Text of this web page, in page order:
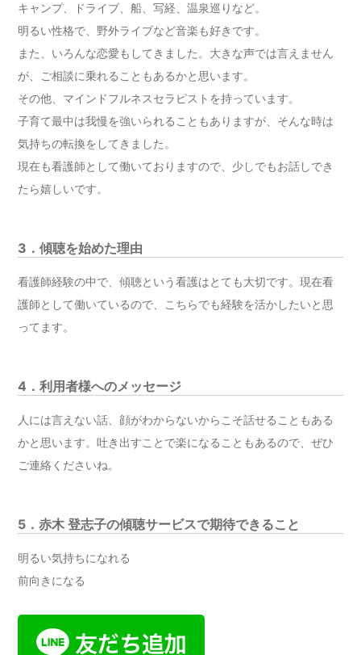
キャンプ、ドライブ、船、写経、温泉巡りなど。
明るい性格で、野外ライブなど音楽も好きです。
また、いろんな恋愛もしてきました。大きな声では言えません
が、ご相談に乗れることもあるかと思います。
その他、マインドフルネスセラピストを持っています。
子育て最中は我慢を強いられることもありますが、そんな時は
気持ちの転換をしてきました。
現在も看護師として働いておりますので、少しでもお話しでき
たら嬉しいです。
3．傾聴を始めた理由
看護師経験の中で、傾聴という看護はとても大切です。現在看
護師として働いているので、こちらでも経験を活かしたいと思
ってます。
4．利用者様へのメッセージ
人には言えない話、顔がわからないからこそ話せることもある
かと思います。吐き出すことで楽になることもあるので、ぜひ
ご連絡くださいね。
5．赤木 登志子の傾聴サービスで期待できること
明るい気持ちになれる
前向きになる